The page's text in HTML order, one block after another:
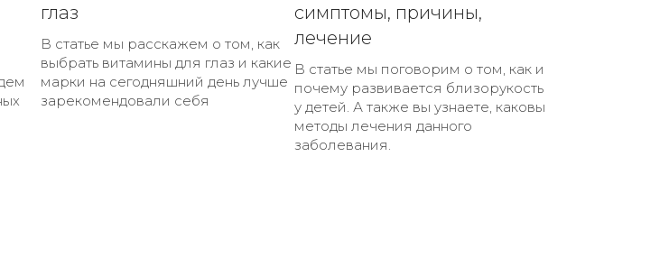
глаз
В статье мы расскажем о том, как
выбрать витамины для глаз и какие
марки на сегодняшний день лучше
зарекомендовали себя
симптомы, причины,
лечение
В статье мы поговорим о том, как и
почему развивается близорукость
у детей. А также вы узнаете, каковы
методы лечения данного
заболевания.